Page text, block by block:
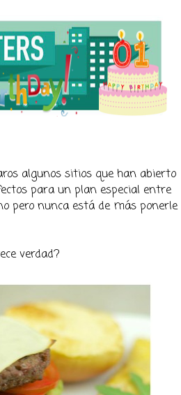
algunos sitios que han abierto
para un plan especial entre
pero nunca está de más ponerle
verdad?